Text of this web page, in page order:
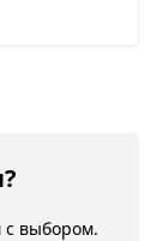
выбором.